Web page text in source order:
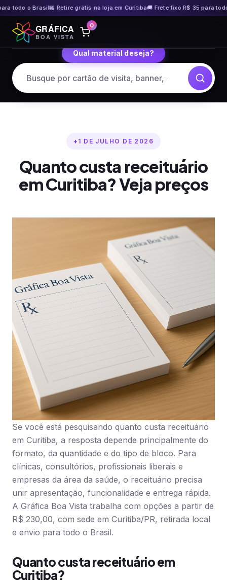
todo o Brasil🏪 Retire grátis na loja em Curitiba🚚 Frete fixo R$ 35 para todo o
Pular
para
o
GRÁFICA
BOA VISTA
0
Qual material deseja?
1 DE JULHO DE 2026
Quanto custa receituário
em Curitiba? Veja preços
Se você está pesquisando quanto custa receituário
em Curitiba, a resposta depende principalmente do
formato, da quantidade e do tipo de bloco. Para
clínicas, consultórios, profissionais liberais e
empresas da área da saúde, o receituário precisa
unir apresentação, funcionalidade e entrega rápida.
A Gráfica Boa Vista trabalha com opções a partir de
R$ 230,00, com sede em Curitiba/PR, retirada local
e envio para todo o Brasil.
Quanto custa receituário em
Curitiba?